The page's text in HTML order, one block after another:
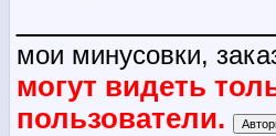
мои минусовки,
могут видеть
пользователи.